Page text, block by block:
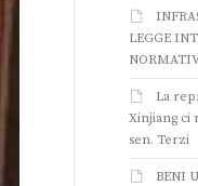
LEGGE
La
Xinjiang ci
sen. Terzi
BENI